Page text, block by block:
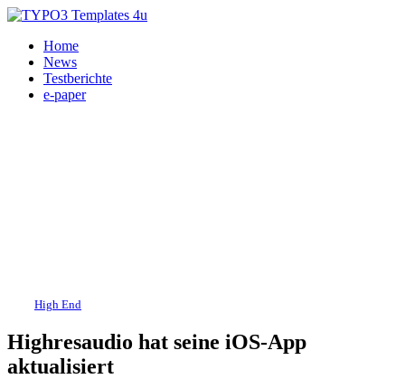
Home
News
Testberichte
e-paper
High End
Highresaudio hat seine iOS-App
aktualisiert